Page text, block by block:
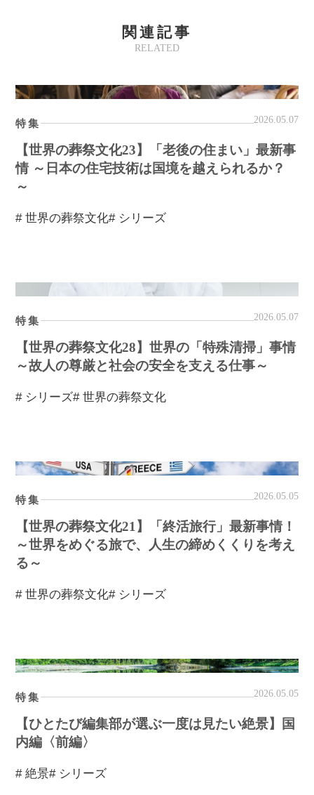
RELATED
関連記事
特集 2026.05.07
【世界の葬祭文化23】「老後の住まい」最新事
情 ～日本の住宅技術は国境を越えられるか？
～
# 世界の葬祭文化# シリーズ
特集 2026.05.07
【世界の葬祭文化28】世界の「特殊清掃」事情
～故人の尊厳と社会の安全を支える仕事～
# シリーズ# 世界の葬祭文化
特集 2026.05.05
【世界の葬祭文化21】「終活旅行」最新事情！
～世界をめぐる旅で、人生の締めくくりを考え
る～
# 世界の葬祭文化# シリーズ
特集 2026.05.05
【ひとたび編集部が選ぶ一度は見たい絶景】国
内編〈前編〉
# 絶景# シリーズ